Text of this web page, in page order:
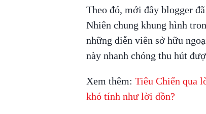
Theo đó, mới đây blogger
Nhiên chung khung hình
những diễn viên sở hữu
này nhanh chóng thu hút
Xem thêm: Tiêu Chiến qua
khó tính như lời đồn?